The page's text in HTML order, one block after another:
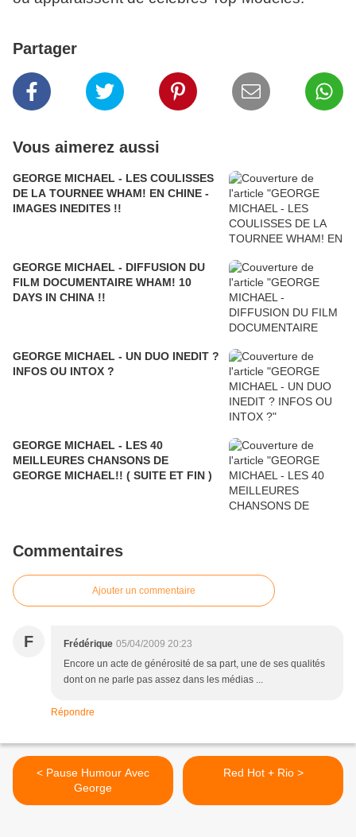
Partager
Vous aimerez aussi
GEORGE MICHAEL - LES COULISSES
DE LA TOURNEE WHAM! EN CHINE -
IMAGES INEDITES !!
GEORGE MICHAEL - DIFFUSION DU
FILM DOCUMENTAIRE WHAM! 10
DAYS IN CHINA !!
GEORGE MICHAEL - UN DUO INEDIT ?
INFOS OU INTOX ?
GEORGE MICHAEL - LES 40
MEILLEURES CHANSONS DE
GEORGE MICHAEL!! ( SUITE ET FIN )
Commentaires
Ajouter un commentaire
F Frédérique 05/04/2009 20:23
Encore un acte de générosité de sa part, une de ses qualités
dont on ne parle pas assez dans les médias ...
Répondre
< Pause Humour Avec
George
Red Hot + Rio >